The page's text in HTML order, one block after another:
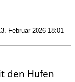
Februar 2026 18:01
den Hufen